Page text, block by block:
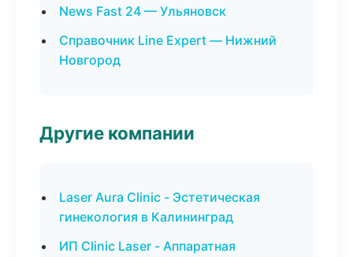
News Fast 24 — Ульяновск
Справочник Line Expert — Нижний
Новгород
Другие компании
Laser Aura Clinic - Эстетическая
гинекология в Калининград
ИП Clinic Laser - Аппаратная